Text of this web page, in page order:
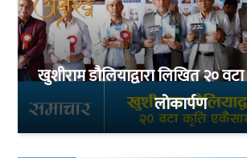
खुशीराम डौलियाद्वारा लिखित २०
लोकार्पण